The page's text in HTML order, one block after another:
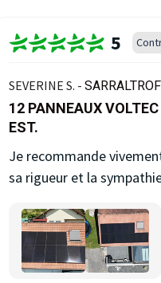
5
SEVERINE S. -
12 PANNEAUX
EST.
Je recommande
sa rigueur et la